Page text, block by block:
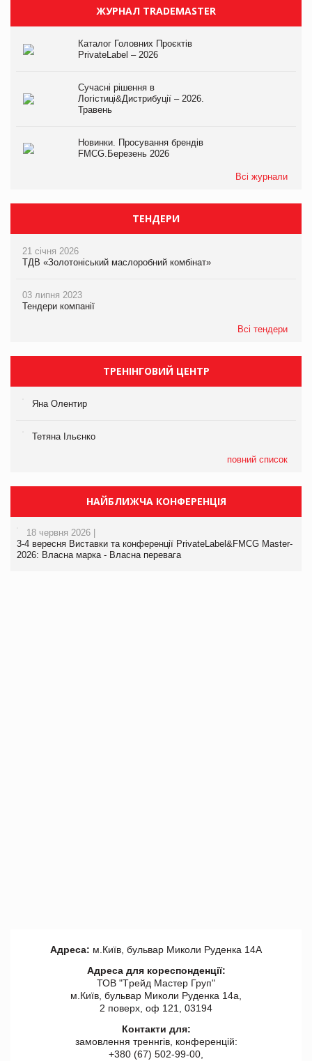
ЖУРНАЛ TRADEMASTER
Каталог Головних Проєктів
PrivateLabel – 2026
Сучасні рішення в
Логістиці&Дистрибуції – 2026.
Травень
Новинки. Просування брендів
FMCG.Березень 2026
Всі журнали
ТЕНДЕРИ
21 січня 2026
ТДВ «Золотоніський маслоробний комбінат»
03 липня 2023
Тендери компанії
Всі тендери
ТРЕНІНГОВИЙ ЦЕНТР
Яна Олентир
Тетяна Ільєнко
повний список
НАЙБЛИЖЧА КОНФЕРЕНЦІЯ
18 червня 2026 |
3-4 вересня Виставки та конференції PrivateLabel&FMCG Master-
2026: Власна марка - Власна перевага
Адреса: м.Київ, бульвар Миколи Руденка 14А
Адреса для кореспонденції:
ТОВ "Tрейд Мастер Груп"
м.Київ, бульвар Миколи Руденка 14а,
2 поверх, оф 121, 03194
Контакти для:
замовлення треннгів, конференцій:
+380 (67) 502-99-00,